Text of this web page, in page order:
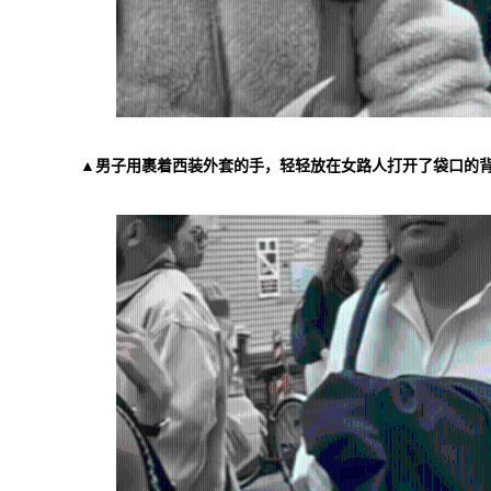
▲男子用裹着西装外套的手，轻轻放在女路人打开了袋口的